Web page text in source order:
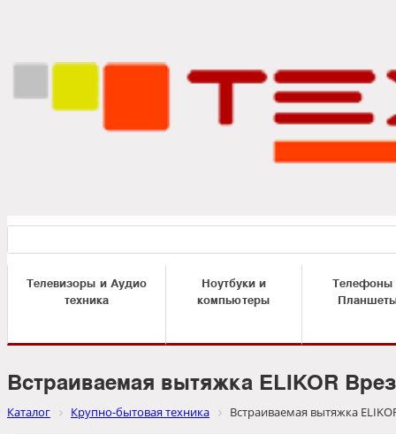
Телевизоры и Аудио
техника
Ноутбуки и
компьютеры
Телефоны
Встраиваемая вытяжка ELIKOR
Каталог Крупно-бытовая техника Встраиваемая вытяжка